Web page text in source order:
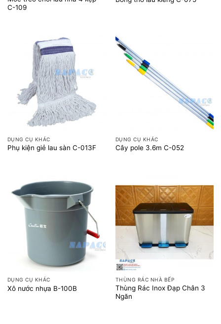
C-109
DỤNG CỤ KHÁC
Phụ kiện giẻ lau sàn C-013F
DỤNG CỤ KHÁC
Cây pole 3.6m C-052
DỤNG CỤ KHÁC
Xô nước nhựa B-100B
THÙNG RÁC NHÀ BẾP
Thùng Rác Inox Đạp Chân 3
Ngăn